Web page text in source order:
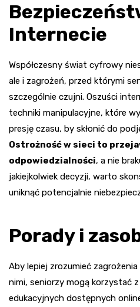
Internecie
Współczesny świat cyfrowy
ale i zagrożeń, przed którymi
szczególnie czujni. Oszuści
techniki manipulacyjne, które
presję czasu, by skłonić do
Ostrożność w sieci to
odpowiedzialności, a nie
jakiejkolwiek decyzji, warto
uniknąć potencjalnie
Porady i
Aby lepiej zrozumieć
nimi, seniorzy mogą korzystać
edukacyjnych dostępnych